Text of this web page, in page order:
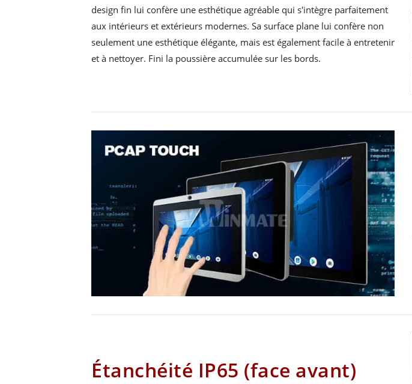
design fin lui confère une esthétique agréable qui s'intègre parfaitement
aux intérieurs et extérieurs modernes. Sa surface plane lui confère non
seulement une esthétique élégante, mais est également facile à entretenir
et à nettoyer. Fini la poussière accumulée sur les bords.
Étanchéité IP65 (face avant)